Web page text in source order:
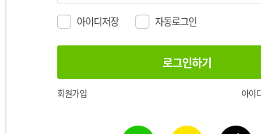
아이디저장 자동로그인
회원가입 아이